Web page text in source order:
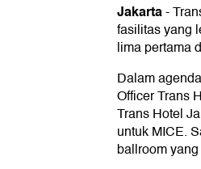
Jakarta-
fasilitas yang
lima pertama
Dalam
Officer Trans
Trans Hotel
untuk MICE.
ballroom